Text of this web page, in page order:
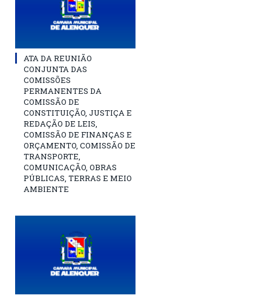
ATA DA REUNIÃO
CONJUNTA DAS
COMISSÕES
PERMANENTES DA
COMISSÃO DE
CONSTITUIÇÃO, JUSTIÇA E
REDAÇÃO DE LEIS,
COMISSÃO DE FINANÇAS E
ORÇAMENTO, COMISSÃO DE
TRANSPORTE,
COMUNICAÇÃO, OBRAS
PÚBLICAS, TERRAS E MEIO
AMBIENTE